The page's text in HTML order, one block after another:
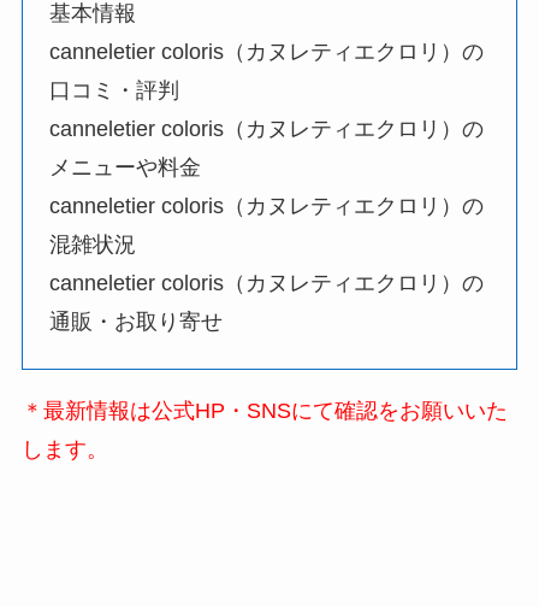
基本情報
canneletier coloris（カヌレティエクロリ）の
口コミ・評判
canneletier coloris（カヌレティエクロリ）の
メニューや料金
canneletier coloris（カヌレティエクロリ）の
混雑状況
canneletier coloris（カヌレティエクロリ）の
通販・お取り寄せ
＊最新情報は公式HP・SNSにて確認をお願いいた
します。